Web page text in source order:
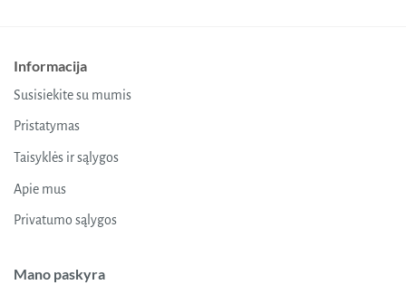
Informacija
Susisiekite su mumis
Pristatymas
Taisyklės ir sąlygos
Apie mus
Privatumo sąlygos
Mano paskyra